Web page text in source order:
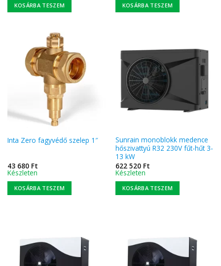
KOSÁRBA TESZEM KOSÁRBA TESZEM
Inta Zero fagyvédő szelep 1″
43 680 Ft
Készleten
KOSÁRBA TESZEM
Sunrain monoblokk medence
hőszivattyú R32 230V fűt-hűt 3-
13 kW
622 520 Ft
Készleten
KOSÁRBA TESZEM